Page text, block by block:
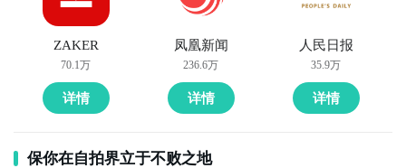
ZAKER
70.1万
详情
凤凰新闻
236.6万
详情
人民日报
35.9万
详情
保你在自拍界立于不败之地